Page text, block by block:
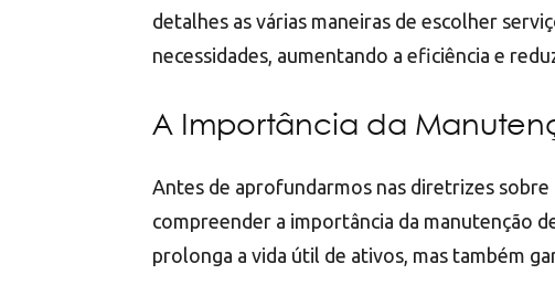
detalhes as várias maneiras de escolher
necessidades, aumentando a eficiência e
A Importância da
Antes de aprofundarmos nas diretrizes
compreender a importância da manutenção
prolonga a vida útil de ativos, mas também